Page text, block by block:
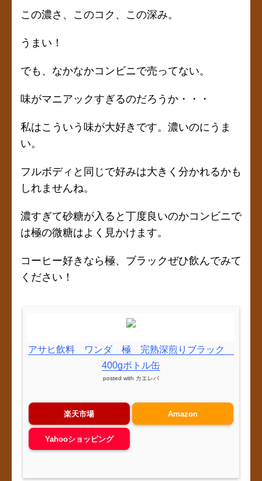
この濃さ、このコク、この深み。
うまい！
でも、なかなかコンビニで売ってない。
味がマニアックすぎるのだろうか・・・
私はこういう味が大好きです。濃いのにうま
い。
フルボディと同じで好みは大きく分かれるかも
しれませんね。
濃すぎて砂糖が入ると丁度良いのかコンビニで
は極の微糖はよく見かけます。
コーヒー好きなら極、ブラックぜひ飲んでみて
ください！
アサヒ飲料 ワンダ 極 完熟深煎りブラック
400gボトル缶
posted with カエレバ
楽天市場 Amazon
Yahooショッピング